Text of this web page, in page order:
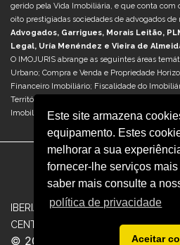
Este site armazena
equipamento. Estes
melhorar a sua
fornecer-lhe serviços
saber mais consulte a
política de privacidade
Aceitar
gerido pela Vida Imobiliária, e que conta
oito prestigiadas sociedades de advogados
Advogados, Garrigues, Morais Leitão,
Legal, Uría Menéndez e Vieira de
O IMOJURIS abrange as seguintes áreas
Urbano; Compra e Venda e Propriedade
Financeiro Imobiliário; Fiscalidade do
Território; Reabilitação Urbana; Retail &
Imobiliário; e Turismo & Hotelaria.
IBERIAN.PROPERTY|
CENTROS COMERCIALES|VIDA
© 2026 Iberinmo grupo